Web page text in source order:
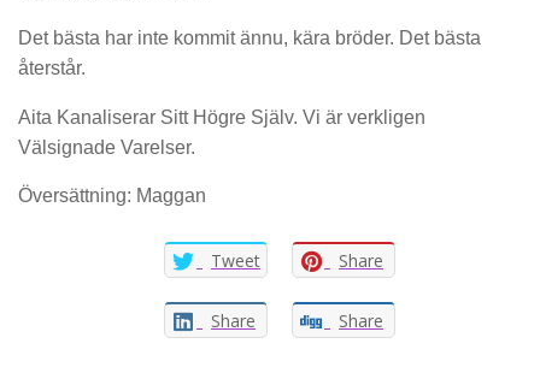
Det bästa har inte kommit ännu, kära bröder. Det bästa
återstår.
Aita Kanaliserar Sitt Högre Själv. Vi är verkligen
Välsignade Varelser.
Översättning: Maggan
Tweet Share
Share Share